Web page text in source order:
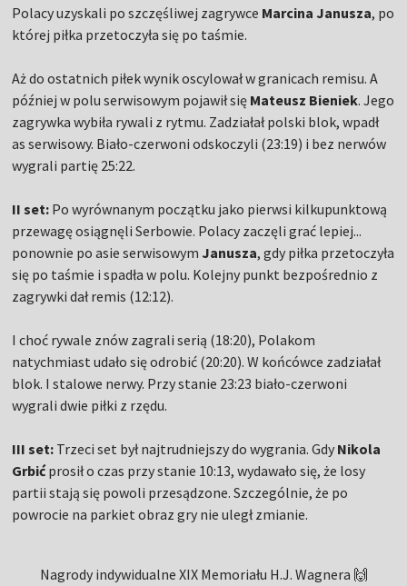
Polacy uzyskali po szczęśliwej zagrywce Marcina Janusza, po
której piłka przetoczyła się po taśmie.
Aż do ostatnich piłek wynik oscylował w granicach remisu. A
później w polu serwisowym pojawił się Mateusz Bieniek. Jego
zagrywka wybiła rywali z rytmu. Zadziałał polski blok, wpadł
as serwisowy. Biało-czerwoni odskoczyli (23:19) i bez nerwów
wygrali partię 25:22.
II set: Po wyrównanym początku jako pierwsi kilkupunktową
przewagę osiągnęli Serbowie. Polacy zaczęli grać lepiej...
ponownie po asie serwisowym Janusza, gdy piłka przetoczyła
się po taśmie i spadła w polu. Kolejny punkt bezpośrednio z
zagrywki dał remis (12:12).
I choć rywale znów zagrali serią (18:20), Polakom
natychmiast udało się odrobić (20:20). W końcówce zadziałał
blok. I stalowe nerwy. Przy stanie 23:23 biało-czerwoni
wygrali dwie piłki z rzędu.
III set: Trzeci set był najtrudniejszy do wygrania. Gdy Nikola
Grbićprosił o czas przy stanie 10:13, wydawało się, że losy
partii stają się powoli przesądzone. Szczególnie, że po
powrocie na parkiet obraz gry nie uległ zmianie.
Nagrody indywidualne XIX Memoriału H.J. Wagnera 🙌